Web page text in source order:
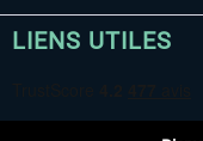
LIENS UTILES